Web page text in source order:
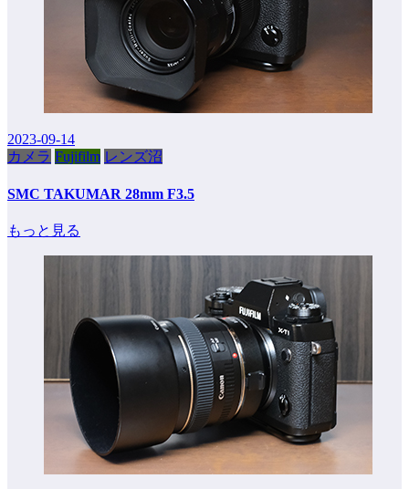
2023-09-14
カメラ Fujifilm レンズ沼
SMC TAKUMAR 28mm F3.5
もっと見る